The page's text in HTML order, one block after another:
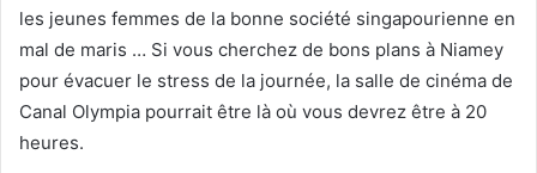
les jeunes femmes de la bonne société singapourienne en
mal de maris … Si vous cherchez de bons plans à Niamey
pour évacuer le stress de la journée, la salle de cinéma de
Canal Olympia pourrait être là où vous devrez être à 20
heures.